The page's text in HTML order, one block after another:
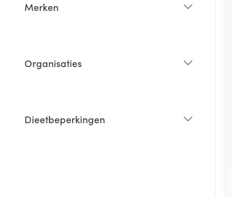
Merken
Organisaties
Dieetbeperkingen